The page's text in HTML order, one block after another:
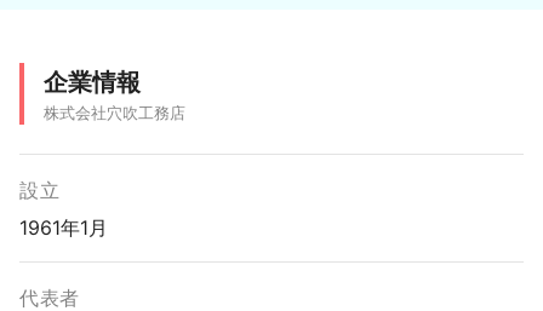
企業情報
株式会社穴吹工務店
設立
1961年1月
代表者